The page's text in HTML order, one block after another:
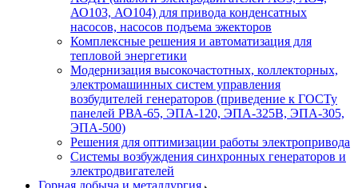
АО103, АО104) для привода конденсатных
насосов, насосов подъема эжекторов
Комплексные решения и автоматизация для
тепловой энергетики
Модернизация высокочастотных, коллекторных,
электромашинных систем управления
возбудителей генераторов (приведение к ГОСТу
панелей РВА-65, ЭПА-120, ЭПА-325В, ЭПА-305,
ЭПА-500)
Решения для оптимизации работы электропривода
Системы возбуждения синхронных генераторов и
электродвигателей
Горная добыча и металлургия